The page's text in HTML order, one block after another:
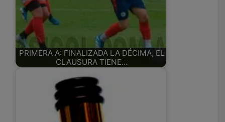
PRIMERA A: FINALIZADA LA DÉCIMA, EL
CLAUSURA TIENE…